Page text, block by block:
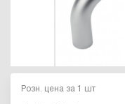
Розн. цена за 1 шт